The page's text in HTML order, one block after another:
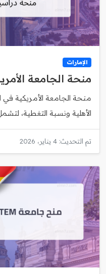
الإمارات
منحة الجامعة
منحة الجامعة الأمريكية
الأهلية ونسبة التغطية،
تم التحديث: 4 يناير، 2026